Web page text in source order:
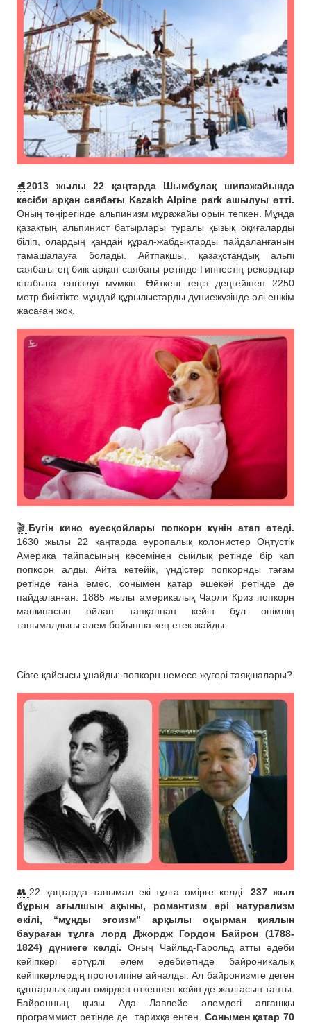
⛸2013 жылы 22 қаңтарда Шымбұлақ шипажайында
кәсіби арқан саябағы Kazakh Alpine park ашылуы өтті.
Оның төңірегінде альпинизм мұражайы орын тепкен. Мұнда
қазақтың альпинист батырлары туралы қызық оқиғаларды
біліп, олардың қандай құрал-жабдықтарды пайдаланғанын
тамашалауға болады. Айтпақшы, қазақстандық альпі
саябағы ең биік арқан саябағы ретінде Гиннестің рекордтар
кітабына енгізілуі мүмкін. Өйткені теңіз деңгейінен 2250
метр биіктікте мұндай құрылыстарды дүниежүзінде әлі ешкім
жасаған жоқ.
🎬 Бүгін кино әуесқойлары попкорн күнін атап өтеді.
1630 жылы 22 қаңтарда еуропалық колонистер Оңтүстік
Америка тайпасының көсемінен сыйлық ретінде бір қап
попкорн алды. Айта кетейік, үндістер попкорнды тағам
ретінде ғана емес, сонымен қатар әшекей ретінде де
пайдаланған. 1885 жылы америкалық Чарли Криз попкорн
машинасын ойлап тапқаннан кейін бұл өнімнің
танымалдығы әлем бойынша кең етек жайды.
Сізге қайсысы ұнайды: попкорн немесе жүгері таяқшалары?
👥 22 қаңтарда танымал екі тұлға өмірге келді.237 жыл
бұрын ағылшын ақыны, романтизм әрі натурализм
өкілі, “мұңды эгоизм” арқылы оқырман қиялын
баураған тұлға лорд Джордж Гордон Байрон (1788-
1824) дүниеге келді. Оның Чайльд-Гарольд атты әдеби
кейіпкері әртүрлі әлем әдебиетінде байроникалық
кейіпкерлердің прототипіне айналды. Ал байронизмге деген
құштарлық ақын өмірден өткеннен кейін де жалғасын тапты.
Байронның қызы Ада Лавлейс әлемдегі алғашқы
программист ретінде де
тарихқа енген. Сонымен қатар 70